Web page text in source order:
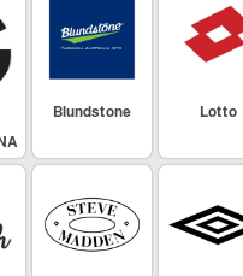
Lotto
Blundstone